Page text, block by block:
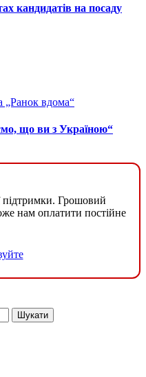
кандидатів на посаду
„Ранок вдома“
що ви з Україною“
Грошовий
нам оплатити постійне